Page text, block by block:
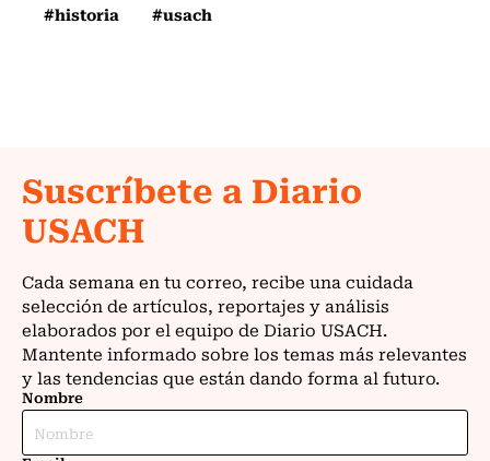
#historia #usach